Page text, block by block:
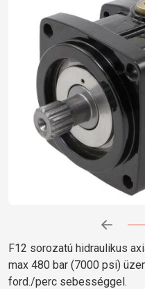
F12 sorozatú hidraulikus
max 480 bar (7000 psi)
ford./perc sebességgel.